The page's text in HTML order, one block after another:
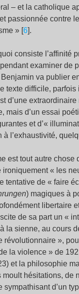
– et la catholique
passionnée contre
» [6].
consiste l’affinité
examiner de
va publier
texte difficile,
d’une
mais d’un essai
et d’«
l’exhaustivité,
est tout autre chose
« les
tentative de « faire
) magiques à
libertaire
de sa part un «
la sienne, au cours
»,
la violence » de
et la philosophie
moult hésitations,
sympathisant d’un